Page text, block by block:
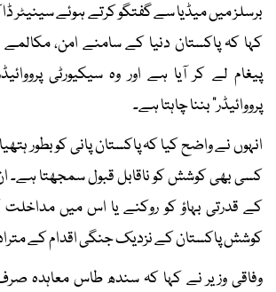
برسلز میں میڈیا سے گفتگو کرتے ہوئے
کہا کہ پاکستان دنیا کے سامنے امن، مکالمے
پیغام لے کر آیا ہے اور وہ سیکیورٹی
پرووائیڈر" بننا چاہتا ہے۔
انہوں نے واضح کیا کہ پاکستان پانی کو بطور
کسی بھی کوشش کو ناقابل قبول سمجھتا ہے۔ ان
کے قدرتی بہاؤ کو روکنے یا اس میں
کوشش پاکستان کے نزدیک جنگی اقدام کے
وفاقی وزیر نے کہا کہ سندھ طاس معاہدہ